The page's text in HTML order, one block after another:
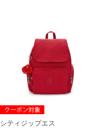
シティジップエス